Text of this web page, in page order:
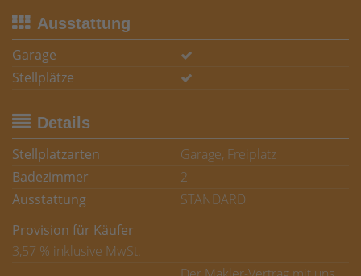
Ausstattung
Garage
Stellplätze
Details
Stellplatzarten
Garage, Freiplatz
Badezimmer
2
Ausstattung
STANDARD
Provision für Käufer
3,57 % inklusive MwSt.